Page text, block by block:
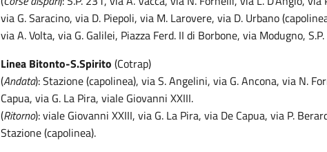
via G. Saracino, via D. Piepoli, via M. Larovere, via D. Urbano
via A. Volta, via G. Galilei, Piazza Ferd. II di Borbone, via Modugno,
Linea Bitonto-S.Spirito (Cotrap)
(Andata): Stazione (capolinea), via S. Angelini, via G. Ancona, via N.
Capua, via G. La Pira, viale Giovanni XXIII.
(Ritorno): viale Giovanni XXIII, via G. La Pira, via De Capua, via P.
Stazione (capolinea).